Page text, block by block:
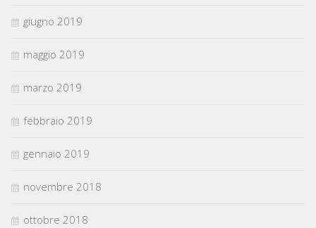
giugno 2019
maggio 2019
marzo 2019
febbraio 2019
gennaio 2019
novembre 2018
ottobre 2018